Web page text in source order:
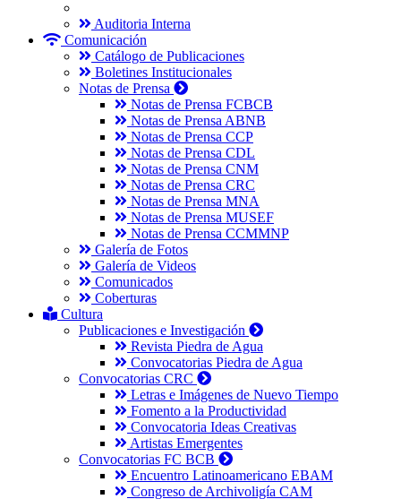
Auditoria Interna
Comunicación
Catálogo de Publicaciones
Boletines Institucionales
Notas de Prensa
Notas de Prensa FCBCB
Notas de Prensa ABNB
Notas de Prensa CCP
Notas de Prensa CDL
Notas de Prensa CNM
Notas de Prensa CRC
Notas de Prensa MNA
Notas de Prensa MUSEF
Notas de Prensa CCMMNP
Galería de Fotos
Galería de Videos
Comunicados
Coberturas
Cultura
Publicaciones e Investigación
Revista Piedra de Agua
Convocatorias Piedra de Agua
Convocatorias CRC
Letras e Imágenes de Nuevo Tiempo
Fomento a la Productividad
Convocatoria Ideas Creativas
Artistas Emergentes
Convocatorias FC BCB
Encuentro Latinoamericano EBAM
Congreso de Archivoligía CAM